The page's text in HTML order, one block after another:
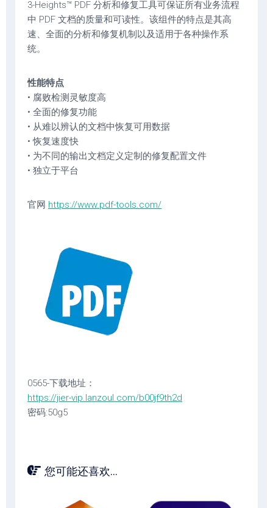
3-Heights™ PDF 分析和修复工具可保证所有业务流程
中 PDF 文档的质量和可读性。该组件的特点是其高
速、全面的分析和修复机制以及适用于各种操作系
统。
性能特点
• 腐败检测灵敏度高
• 全面的修复功能
• 从难以辨认的文档中恢复可用数据
• 恢复速度快
• 为不同的输出文档定义定制的修复配置文件
• 独立于平台
官网 https://www.pdf-tools.com/
0565-下载地址：
https://jier-vip.lanzoul.com/b00jf9th2d
密码:50g5
您可能还喜欢...